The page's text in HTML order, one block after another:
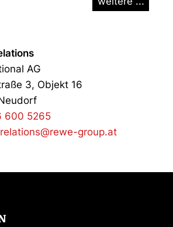
AG
3, Objekt 16
600 5265
group.at